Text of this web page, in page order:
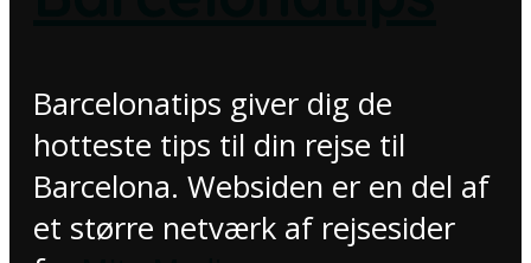
Barcelonatips giver dig de
hotteste tips til din rejse til
Barcelona. Websiden er en del af
et større netværk af rejsesider